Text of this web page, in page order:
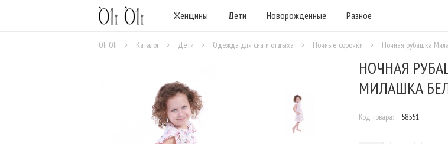
Женщины Дети Новорожденные Разное
Oli Oli > Каталог > Дети > Одежда для сна и отдыха > Ночные сорочки > Ночная рубашка
НОЧНАЯ
МИЛАШКА
Код товара: 58551